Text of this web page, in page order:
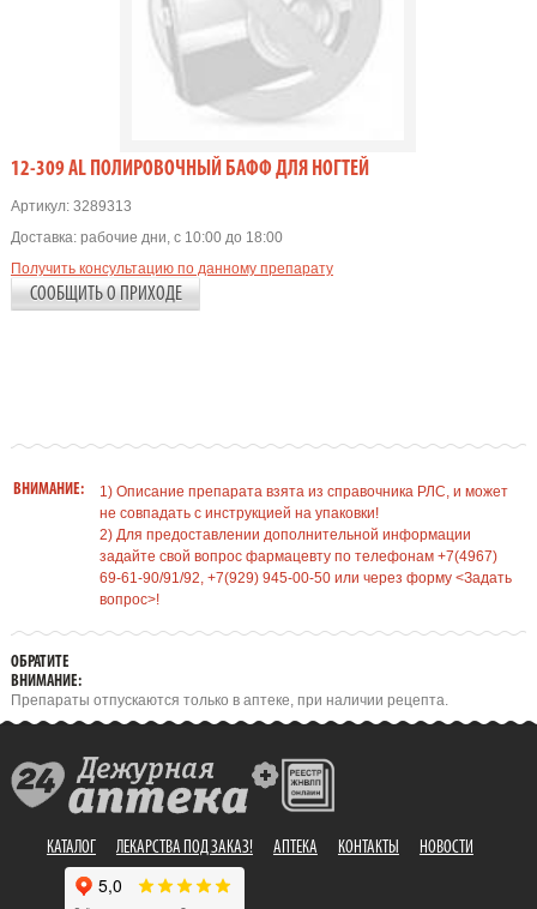
12-309 AL ПОЛИРОВОЧНЫЙ БАФФ ДЛЯ НОГТЕЙ
Артикул:3289313
Доставка: рабочие дни, с 10:00 до 18:00
Получить консультацию по данному препарату
СООБЩИТЬ О ПРИХОДЕ
ВНИМАНИЕ:
1) Описание препарата взята из справочника РЛС, и может
не совпадать с инструкцией на упаковки!
2) Для предоставлении дополнительной информации
задайте свой вопрос фармацевту по телефонам +7(4967)
69-61-90/91/92, +7(929) 945-00-50 или через форму <Задать
вопрос>!
ОБРАТИТЕ
ВНИМАНИЕ:
Препараты отпускаются только в аптеке, при наличии рецепта.
КАТАЛОГ ЛЕКАРСТВА ПОД ЗАКАЗ! АПТЕКА КОНТАКТЫ НОВОСТИ